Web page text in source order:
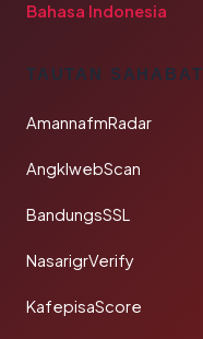
Bahasa Indonesia
TAUTAN SAHABAT
AmannafmRadar
AngklwebScan
BandungsSSL
NasarigrVerify
KafepisaScore